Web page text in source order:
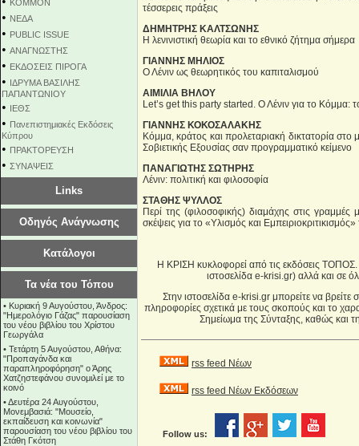
KOMMON
• NEΔΑ
• PUBLIC ISSUE
• ΑΝΑΓΝΩΣΤΗΣ
• ΕΚΔΟΣΕΙΣ ΠΙΡΟΓΑ
• ΙΔΡΥΜΑ ΒΑΣΙΛΗΣ
ΠΑΠΑΝΤΩΝΙΟΥ
• ΙΕΘΣ
• Πανεπιστημιακές Εκδόσεις
Κύπρου
• ΠΡΑΚΤΟΡΕΥΣΗ
• ΣΥΝΑΨΕΙΣ
Links
Οδηγός Ανάγνωσης
Κατάλογοι
Τα νέα του Τόπου
• Κυριακή 9 Αυγούστου, Άνδρος:
"Ημερολόγιο Γάζας" παρουσίαση
του νέου βιβλίου του Χρίστου
Γεωργάλα
• Τετάρτη 5 Αυγούστου, Αθήνα:
"Προπαγάνδα και
παραπληροφόρηση" ο Άρης
Χατζηστεφάνου συνομιλεί με το
κοινό
•Δευτέρα 24 Αυγούστου,
Μονεμβασιά: "Μουσείο,
εκπαίδευση και κοινωνία"
παρουσίαση του νέου βιβλίου του
Στάθη Γκότση
τέσσερεις πράξεις
ΔΗΜΗΤΡΗΣ ΚΑΛΤΣΩΝΗΣ
Η λενινιστική θεωρία και το εθνικό ζήτημα σήμερα
ΓΙΑΝΝΗΣ ΜΗΛΙΟΣ
Ο Λένιν ως θεωρητικός του καπιταλισμού
ΑΙΜΙΛΙΑ ΒΗΛΟΥ
Let’s get this party started. Ο Λένιν για το
ΓΙΑΝΝΗΣ ΚΟΚΟΣΑΛΑΚΗΣ
Κόμμα, κράτος και προλεταριακή δικτατορία
Σοβιετικής Εξουσίας σαν προγραμματικό κείμενο
ΠΑΝΑΓΙΩΤΗΣ ΣΩΤΗΡΗΣ
Λένιν: πολιτική και φιλοσοφία
ΣΤΑΘΗΣ ΨΥΛΛΟΣ
Περί της (φιλοσοφικής) διαμάχης στις
σκέψεις για το «Υλισμός και Εμπειριοκριτικισμός»
Η ΚΡΙΣΗ κυκλοφορεί από τις εκδόσεις ΤΟΠΟΣ.
ιστοσελίδα e-krisi.gr) αλλά και σε
Στην ιστοσελίδα e-krisi.gr μπορείτε να βρείτε
πληροφορίες σχετικά με τους σκοπούς και το
Σημείωμα της Σύνταξης, καθώς και
rss feed Νέων
rss feed Νέων Εκδόσεων
Follow us: